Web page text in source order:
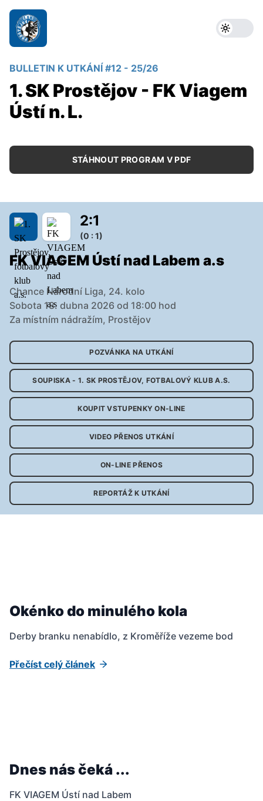
BULLETIN K UTKÁNÍ #12 - 25/26
1. SK Prostějov - FK Viagem
Ústí n. L.
STÁHNOUT PROGRAM V PDF
2:1
(0 : 1)
FK VIAGEM Ústí nad Labem a.s
Chance Národní Liga, 24. kolo
Sobota 18. dubna 2026 od 18:00 hod
Za místním nádražím, Prostějov
POZVÁNKA NA UTKÁNÍ
SOUPISKA - 1. SK PROSTĚJOV, FOTBALOVÝ KLUB A.S.
KOUPIT VSTUPENKY ON-LINE
VIDEO PŘENOS UTKÁNÍ
ON-LINE PŘENOS
REPORTÁŽ K UTKÁNÍ
Okénko do minulého kola
Derby branku nenabídlo, z Kroměříže vezeme bod
Přečíst celý článek
Dnes nás čeká ...
FK VIAGEM Ústí nad Labem